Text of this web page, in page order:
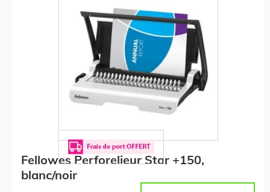
Fellowes Perforelieur Star +150,
blanc/noir